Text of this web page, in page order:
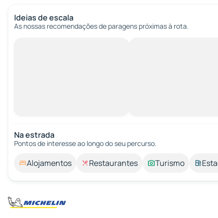
Ideias de escala
As nossas recomendações de paragens próximas à rota.
Na estrada
Pontos de interesse ao longo do seu percurso.
Alojamentos Restaurantes Turismo